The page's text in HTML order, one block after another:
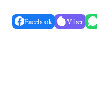
Facebook Viber